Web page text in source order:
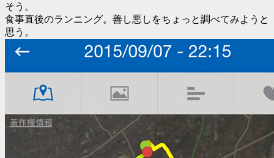
そう。
食事直後のランニング。善し悪しをちょっと調べてみようと
思う。